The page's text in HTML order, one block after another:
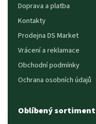
Doprava a platba
Kontakty
Prodejna DS Market
Vrácení a reklamace
Obchodní podmínky
Ochrana osobních údajů
Oblíbený sortiment